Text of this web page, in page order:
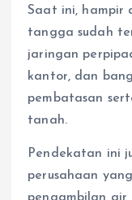
Saat ini, hampir
tangga sudah
jaringan
kantor, dan
pembatasan
tanah.
Pendekatan ini
perusahaan